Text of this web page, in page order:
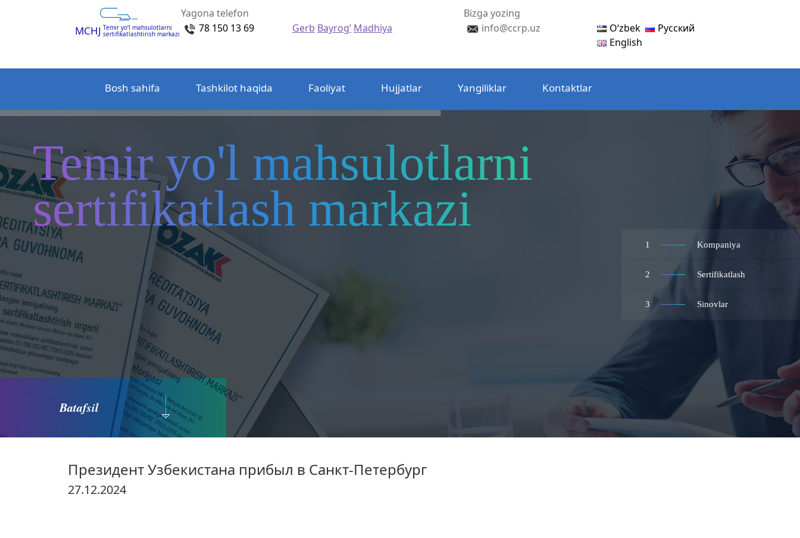
MCHJ Temir yo‘l mahsulotlarni
sertifikatlashtirish markazi
Yagona telefon
78 150 13 69
Gerb Bayrog’ Madhiya
Bizga yozing
info@ccrp.uz
Oʻzbek
Русский
English
Bosh sahifa Tashkilot haqida Faoliyat Hujjatlar Yangiliklar Kontaktlar
1 Kompaniya
2 Sertifikatlash
3 Sinovlar
Temir yo'l mahsulotlarni
sertifikatlash markazi
Batafsil
Президент Узбекистана прибыл в Санкт-Петербург
27.12.2024